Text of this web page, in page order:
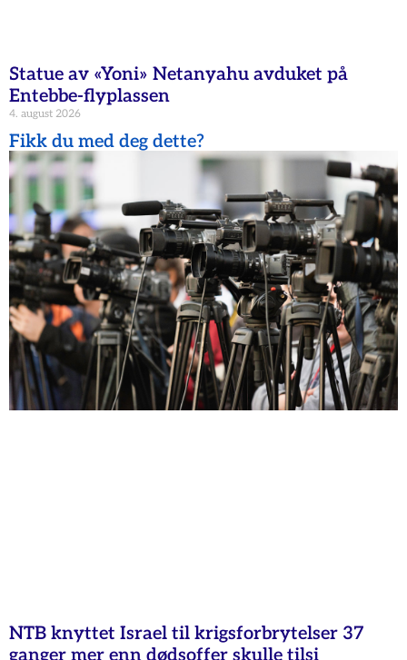
Statue av «Yoni» Netanyahu avduket på
Entebbe-flyplassen
4. august 2026
Fikk du med deg dette?
NTB knyttet Israel til krigsforbrytelser 37
ganger mer enn dødsoffer skulle tilsi